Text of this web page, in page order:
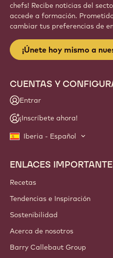
chefs! Recibe noticias del
accede a formación.
cambiar tus preferencias de
¡Únete hoy mismo a
CUENTAS Y
Entrar
¡Inscríbete ahora!
Iberia - Español
Footer
Callebaut
ENLACES
Recetas
Tendencias e Inspiración
Sostenibilidad
Acerca de nosotros
Barry Callebaut Group